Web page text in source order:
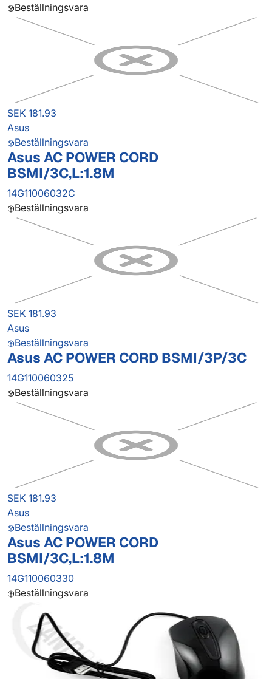
Beställningsvara
SEK 181.93
Asus
Beställningsvara
Asus AC POWER CORD
BSMI/3C,L:1.8M
14G11006032C
Beställningsvara
SEK 181.93
Asus
Beställningsvara
Asus AC POWER CORD BSMI/3P/3C
14G110060325
Beställningsvara
SEK 181.93
Asus
Beställningsvara
Asus AC POWER CORD
BSMI/3C,L:1.8M
14G110060330
Beställningsvara